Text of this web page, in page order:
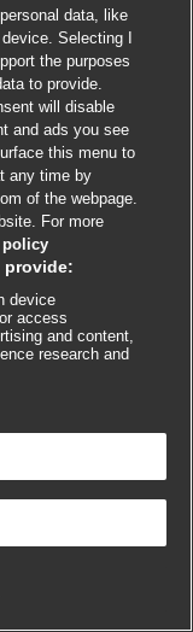
nuestracláusula de
Best Practice

data, like
Selecting I
the purposes
to provide.
will disable
and ads you see
this menu to
any time by
of the webpage.
For more
policy
provide:
device
access
and content,
research and